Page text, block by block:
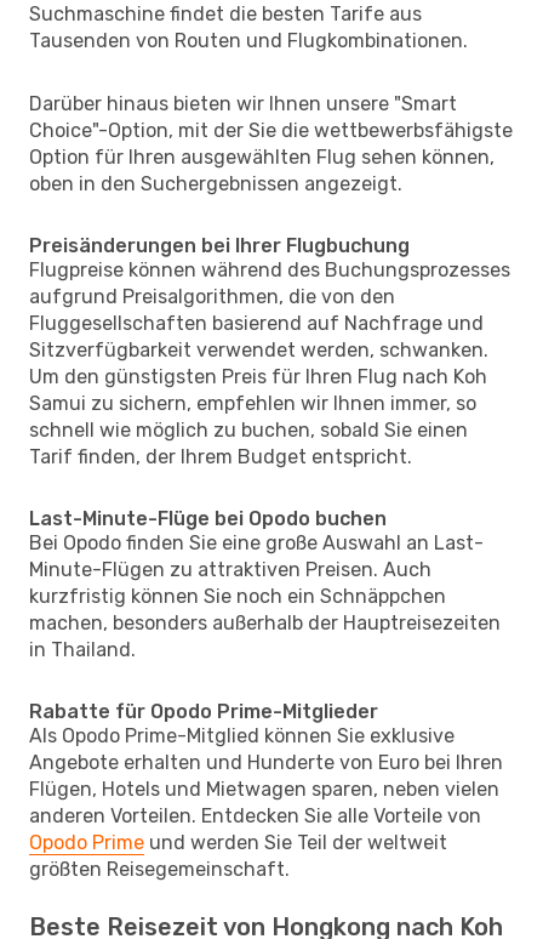
Suchmaschine findet die besten Tarife aus
Tausenden von Routen und Flugkombinationen.
Darüber hinaus bieten wir Ihnen unsere "Smart
Choice"-Option, mit der Sie die wettbewerbsfähigste
Option für Ihren ausgewählten Flug sehen können,
oben in den Suchergebnissen angezeigt.
Preisänderungen bei Ihrer Flugbuchung
Flugpreise können während des Buchungsprozesses
aufgrund Preisalgorithmen, die von den
Fluggesellschaften basierend auf Nachfrage und
Sitzverfügbarkeit verwendet werden, schwanken.
Um den günstigsten Preis für Ihren Flug nach Koh
Samui zu sichern, empfehlen wir Ihnen immer, so
schnell wie möglich zu buchen, sobald Sie einen
Tarif finden, der Ihrem Budget entspricht.
Last-Minute-Flüge bei Opodo buchen
Bei Opodo finden Sie eine große Auswahl an Last-
Minute-Flügen zu attraktiven Preisen. Auch
kurzfristig können Sie noch ein Schnäppchen
machen, besonders außerhalb der Hauptreisezeiten
in Thailand.
Rabatte für Opodo Prime-Mitglieder
Als Opodo Prime-Mitglied können Sie exklusive
Angebote erhalten und Hunderte von Euro bei Ihren
Flügen, Hotels und Mietwagen sparen, neben vielen
anderen Vorteilen. Entdecken Sie alle Vorteile von
Opodo Prime und werden Sie Teil der weltweit
größten Reisegemeinschaft.
Beste Reisezeit von Hongkong nach Koh